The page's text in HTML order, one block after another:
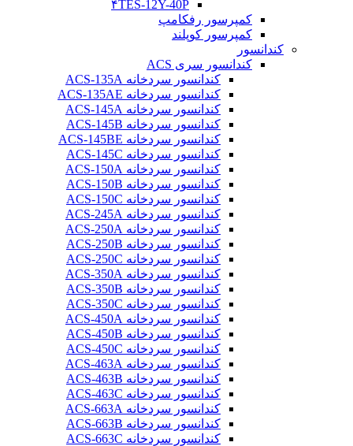
۴TES-12Y-40P
کمپرسور رفکامپ
کمپرسور کوپلند
کندانسور
کندانسور سری ACS
کندانسور سردخانه ACS-135A
کندانسور سردخانه ACS-135AE
کندانسور سردخانه ACS-145A
کندانسور سردخانه ACS-145B
کندانسور سردخانه ACS-145BE
کندانسور سردخانه ACS-145C
کندانسور سردخانه ACS-150A
کندانسور سردخانه ACS-150B
کندانسور سردخانه ACS-150C
کندانسور سردخانه ACS-245A
کندانسور سردخانه ACS-250A
کندانسور سردخانه ACS-250B
کندانسور سردخانه ACS-250C
کندانسور سردخانه ACS-350A
کندانسور سردخانه ACS-350B
کندانسور سردخانه ACS-350C
کندانسور سردخانه ACS-450A
کندانسور سردخانه ACS-450B
کندانسور سردخانه ACS-450C
کندانسور سردخانه ACS-463A
کندانسور سردخانه ACS-463B
کندانسور سردخانه ACS-463C
کندانسور سردخانه ACS-663A
کندانسور سردخانه ACS-663B
کندانسور سردخانه ACS-663C